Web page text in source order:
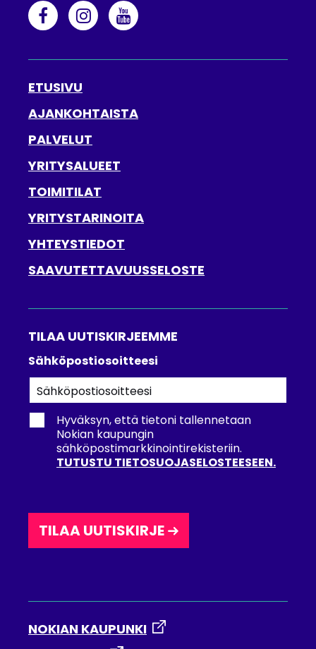
BUSINESS NOKIA FACEBOOKISSA
NOKIAN KAUPUNKI
NOKIAN KAUPUNKI
ETUSIVU
AJANKOHTAISTA
PALVELUT
YRITYSALUEET
TOIMITILAT
YRITYSTARINOITA
YHTEYSTIEDOT
SAAVUTETTAVUUSSELOSTE
TILAA UUTISKIRJEEMME
Tilaa
uutiskirjeemme
Sähköpostiosoitteesi
Hyväksyn, että tietoni tallennetaan
Nokian kaupungin
sähköpostimarkkinointirekisteriin.
TUTUSTU TIETOSUOJASELOSTEESEEN.
TILAA UUTISKIRJE
NOKIAN KAUPUNKI